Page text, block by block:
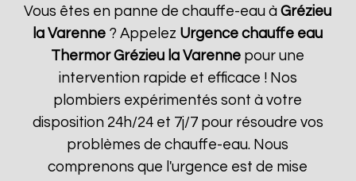
Vous êtes en panne de chauffe-eau àGrézieu
la Varenne ? Appelez Urgence chauffe eau
Thermor Grézieu la Varenne pour une
intervention rapide et efficace ! Nos
plombiers expérimentés sont à votre
disposition 24h/24 et 7j/7 pour résoudre vos
problèmes de chauffe-eau. Nous
comprenons que l'urgence est de mise